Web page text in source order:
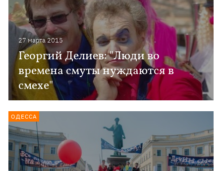
27 марта 2015
Георгий Делиев: "Люди во
времена смуты нуждаются в
смехе"
ОДЕССА